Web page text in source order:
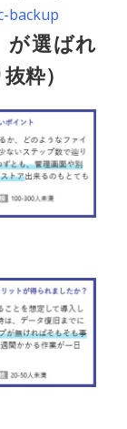
backup
が選ばれ
粋）